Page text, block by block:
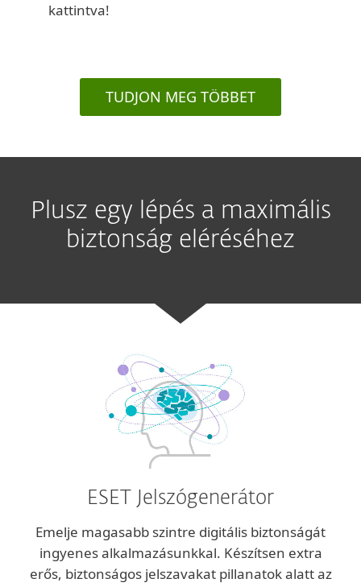
kattintva!
TUDJON MEG TÖBBET
Plusz egy lépés a maximális
biztonság eléréséhez
ESET Jelszógenerátor
Emelje magasabb szintre digitális biztonságát
ingyenes alkalmazásunkkal. Készítsen extra
erős, biztonságos jelszavakat pillanatok alatt az